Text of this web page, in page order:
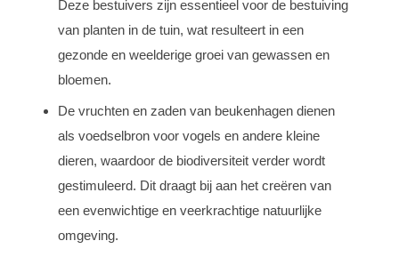
Deze bestuivers zijn essentieel voor de bestuiving
van planten in de tuin, wat resulteert in een
gezonde en weelderige groei van gewassen en
bloemen.
De vruchten en zaden van beukenhagen dienen
als voedselbron voor vogels en andere kleine
dieren, waardoor de biodiversiteit verder wordt
gestimuleerd. Dit draagt bij aan het creëren van
een evenwichtige en veerkrachtige natuurlijke
omgeving.